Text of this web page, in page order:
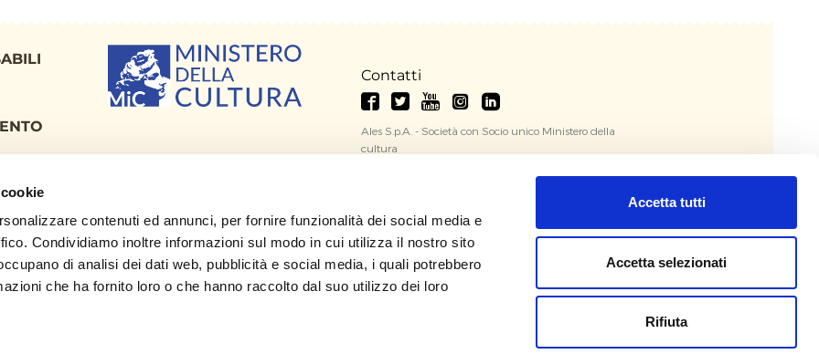
contenuti ed annunci, per fornire funzionalità dei social media e
Condividiamo inoltre informazioni sul modo in cui utilizza il nostro sito
di analisi dei dati web, pubblicità e social media, i quali potrebbero
che ha fornito loro o che hanno raccolto dal suo utilizzo dei loro
Accetta tutti
Accetta selezionati
Rifiuta
10.000,00 €
DELLE
Contatti
Ales S.p.A. - Società con Socio unico Ministero della
cultura
Per problemi di natura tecnica sulla piattaforma